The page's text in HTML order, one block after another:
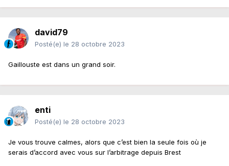
david79
Posté(e) le 28 octobre 2023
Gaillouste est dans un grand soir.
enti
Posté(e) le 28 octobre 2023
Je vous trouve calmes, alors que c’est bien la seule fois où je
serais d’accord avec vous sur l’arbitrage depuis Brest